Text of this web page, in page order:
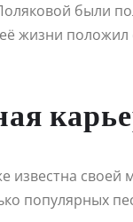
были
жизни
известна
популярных